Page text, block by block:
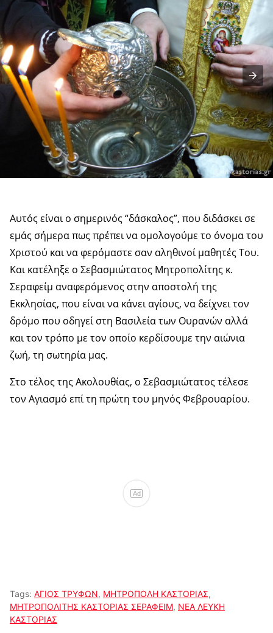
Αυτός είναι ο σημερινός “δάσκαλος”, που διδάσκει σε
εμάς σήμερα πως πρέπει να ομολογούμε το όνομα του
Χριστού και να φερόμαστε σαν αληθινοί μαθητές Του.
Και κατέληξε ο Σεβασμιώτατος Μητροπολίτης κ.
Σεραφείμ αναφερόμενος στην αποστολή της
Εκκλησίας, που είναι να κάνει αγίους, να δείχνει τον
δρόμο που οδηγεί στη Βασιλεία των Ουρανών αλλά
και τον τρόπο με τον οποίο κερδίσουμε την αιώνια
ζωή, τη σωτηρία μας.
Στο τέλος της Ακολουθίας, ο Σεβασμιώτατος τέλεσε
τον Αγιασμό επί τη πρώτη του μηνός Φεβρουαρίου.
Ad
Tags: ΑΓΙΟΣ ΤΡΥΦΩΝ, ΜΗΤΡΟΠΟΛΗ ΚΑΣΤΟΡΙΑΣ,
ΜΗΤΡΟΠΟΛΙΤΗΣ ΚΑΣΤΟΡΙΑΣ ΣΕΡΑΦΕΙΜ, ΝΕΑ ΛΕΥΚΗ
ΚΑΣΤΟΡΙΑΣ